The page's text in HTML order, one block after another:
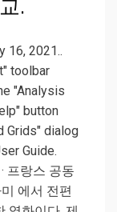
.
16, 2021..
toolbar
"Analysis
button
Grids" dialog
Guide.
프랑스 공동
에서 전편